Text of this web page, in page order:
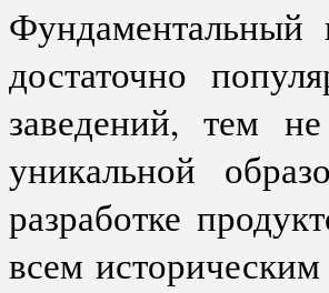
Фундаментальный
достаточно
заведений, тем
уникальной
разработке
всем